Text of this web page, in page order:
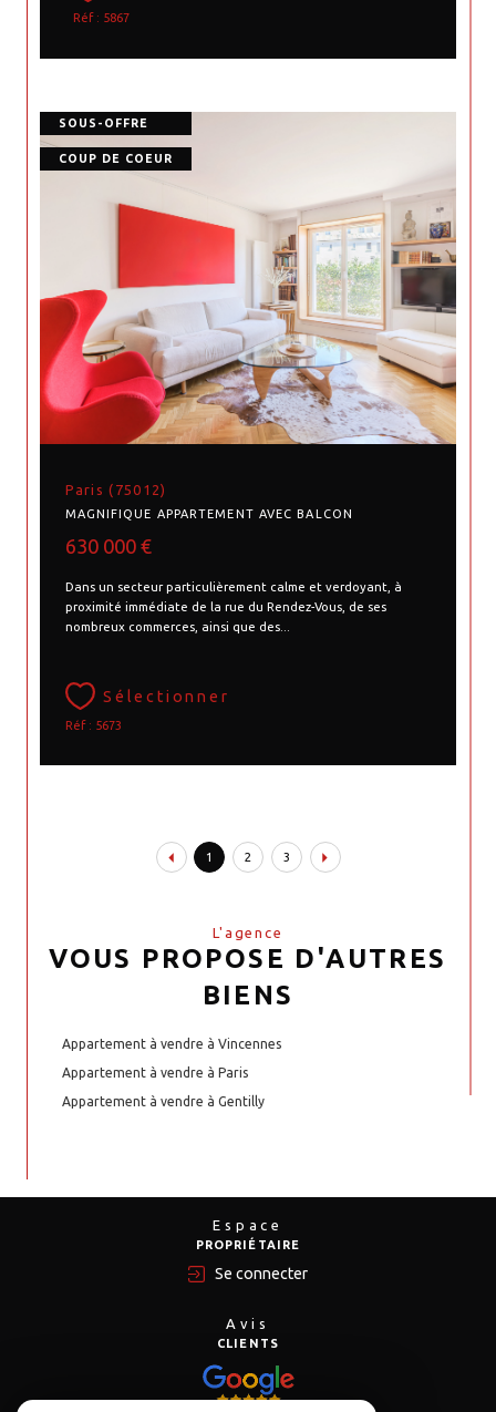
Réf : 5867
Paris (75012)
MAGNIFIQUE APPARTEMENT AVEC BALCON
630 000 €
Dans un secteur particulièrement calme et verdoyant, à
proximité immédiate de la rue du Rendez-Vous, de ses
nombreux commerces, ainsi que des...
Sélectionner
Réf : 5673
SOUS-OFFRE
COUP DE COEUR
1 2 3
L'agence
VOUS PROPOSE D'AUTRES
BIENS
Appartement à vendre à Vincennes
Appartement à vendre à Paris
Appartement à vendre à Gentilly
Espace
PROPRIÉTAIRE
Se connecter
Avis
CLIENTS